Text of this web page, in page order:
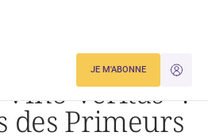
JE
JE M'ABONNE
Veritas » : les dessous des Primeurs 2023
Veritas” :
des Primeurs